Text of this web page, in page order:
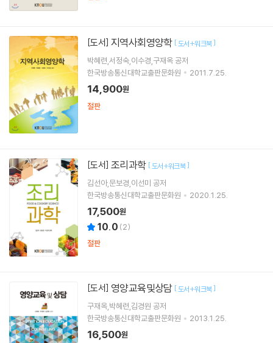
[도서] 지역사회영양학 [ 도서+워크북]
박혜련,서정숙,이수경,구재옥 공저
한국방송통신대학교출판문화원
2011.7.25.
14,900원
절판
[도서] 조리과학 [도서+워크북]
김선아,문보경,이선미 공저
한국방송통신대학교출판문화원
2020.1.25.
17,500원
10.0 (2)
절판
[도서] 영양교육및상담 [도서+워크북]
구재옥,박혜련,김경원 공저
한국방송통신대학교출판문화원
2013.1.25.
16,500원